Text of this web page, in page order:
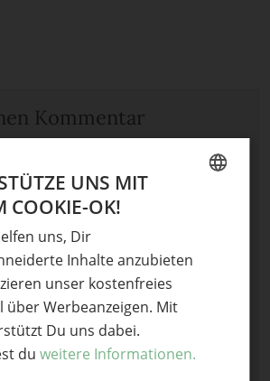
Kommentar
sind mit
UNS MIT
COOKIE-OK!
uns, Dir
Inhalte anzubieten
unser kostenfreies
über Werbeanzeigen. Mit
Du uns dabei.
du weitere Informationen.